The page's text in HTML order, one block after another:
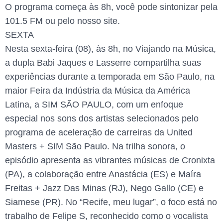
O programa começa às 8h, você pode sintonizar pela
101.5 FM ou pelo nosso site.
SEXTA
Nesta sexta-feira (08), às 8h, no Viajando na Música,
a dupla Babi Jaques e Lasserre compartilha suas
experiências durante a temporada em São Paulo, na
maior Feira da Indústria da Música da América
Latina, a SIM SÃO PAULO, com um enfoque
especial nos sons dos artistas selecionados pelo
programa de aceleração de carreiras da United
Masters + SIM São Paulo. Na trilha sonora, o
episódio apresenta as vibrantes músicas de Cronixta
(PA), a colaboração entre Anastácia (ES) e Maíra
Freitas + Jazz Das Minas (RJ), Nego Gallo (CE) e
Siamese (PR). No “Recife, meu lugar”, o foco está no
trabalho de Felipe S, reconhecido como o vocalista